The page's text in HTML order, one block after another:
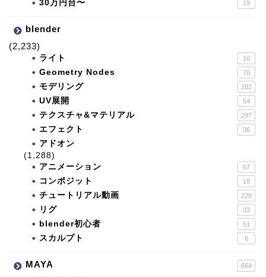
30万円台〜 19
blender
(2,233)
ライト 10
Geometry Nodes 70
モデリング 282
UV展開 54
テクスチャ&マテリアル 297
エフェクト 36
アドオン
(1,288)
アニメーション
67
コンポジット 18
チュートリアル動画 229
リグ 33
blender初心者 51
スカルプト 6
MAYA 664